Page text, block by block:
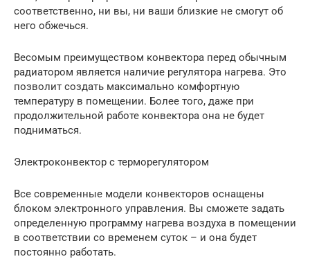
соответственно, ни вы, ни ваши близкие не смогут об
него обжечься.
Весомым преимуществом конвектора перед обычным
радиатором является наличие регулятора нагрева. Это
позволит создать максимально комфортную
температуру в помещении. Более того, даже при
продолжительной работе конвектора она не будет
подниматься.
Электроконвектор с терморегулятором
Все современные модели конвекторов оснащены
блоком электронного управления. Вы сможете задать
определенную программу нагрева воздуха в помещении
в соответствии со временем суток – и она будет
постоянно работать.